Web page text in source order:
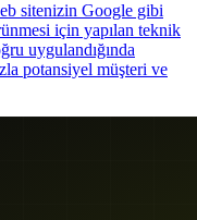
sitenizin Google gibi
için yapılan teknik
uygulandığında
potansiyel müşteri ve